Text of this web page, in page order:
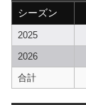
シーズン
2025
2026
合計